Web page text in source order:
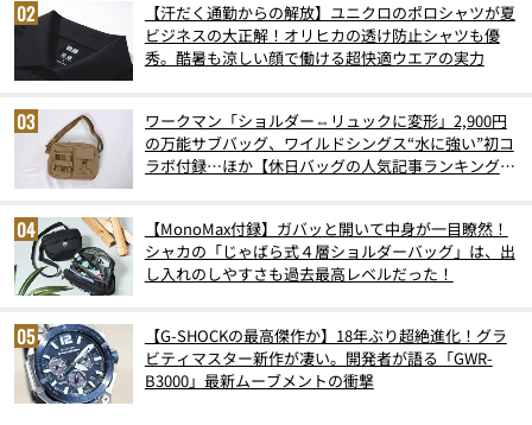
【汗だく通勤からの解放】ユニクロのポロシャツが夏
ビジネスの大正解！オリヒカの透け防止シャツも優
秀。酷暑も涼しい顔で働ける超快適ウエアの実力
ワークマン「ショルダー⇔リュックに変形」2,900円
の万能サブバッグ、ワイルドシングス“水に強い”初コ
ラボ付録…ほか【休日バッグの人気記事ランキングベ
【MonoMax付録】ガバッと開いて中身が一目瞭然！
シャカの「じゃばら式４層ショルダーバッグ」は、出
し入れのしやすさも過去最高レベルだった！
【G-SHOCKの最高傑作か】18年ぶり超絶進化！グラ
ビティマスター新作が凄い。開発者が語る「GWR-
B3000」最新ムーブメントの衝撃